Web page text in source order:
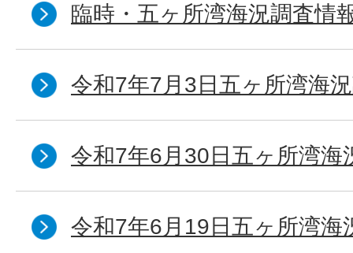
臨時・五ヶ所湾海況調査情
令和7年7月3日五ヶ所湾海
令和7年6月30日五ヶ所湾海
令和7年6月19日五ヶ所湾海